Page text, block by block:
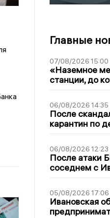
Главные
07/08/2026 15:00
«Наземное
станции, до
06/08/2026 14:35
После
карантин по
06/08/2026 12:23
После атаки
соседнем с
05/08/2026 17:06
Ивановская